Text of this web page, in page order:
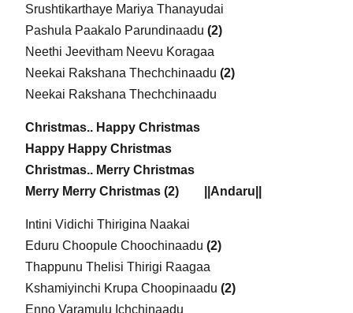
Srushtikarthaye Mariya Thanayudai
Pashula Paakalo Parundinaadu (2)
Neethi Jeevitham Neevu Koragaa
Neekai Rakshana Thechchinaadu (2)
Neekai Rakshana Thechchinaadu
Christmas.. Happy Christmas
Happy Happy Christmas
Christmas.. Merry Christmas
Merry Merry Christmas (2) ||Andaru||
Intini Vidichi Thirigina Naakai
Eduru Choopule Choochinaadu (2)
Thappunu Thelisi Thirigi Raagaa
Kshamiyinchi Krupa Choopinaadu (2)
Enno Varamulu Ichchinaadu